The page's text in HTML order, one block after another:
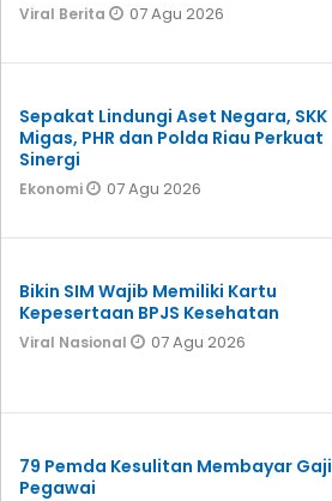
Viral Berita 07 Agu 2026
Sepakat Lindungi Aset Negara, SKK
Migas, PHR dan Polda Riau Perkuat
Sinergi
Ekonomi 07 Agu 2026
Bikin SIM Wajib Memiliki Kartu
Kepesertaan BPJS Kesehatan
Viral Nasional 07 Agu 2026
79 Pemda Kesulitan Membayar Gaji
Pegawai